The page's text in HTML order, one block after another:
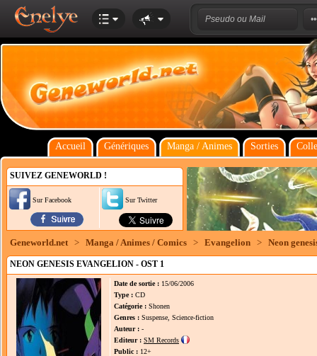
Accueil Génériques Manga / Animes Sorties
SUIVEZ GENEWORLD !
Sur Facebook Sur Twitter
Geneworld.net > Manga / Animes / Comics > Evangelion > Neon
NEON GENESIS EVANGELION - OST 1
Date de sortie : 15/06/2006
Type : CD
Catégorie : Shonen
Genres : Suspense, Science-fiction
Auteur : -
Editeur : SM Records
Public : 12+